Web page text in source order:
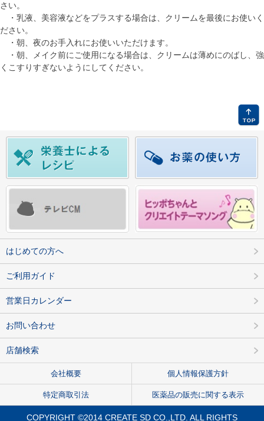
さい。
・乳液、美容液などをプラスする場合は、クリームを最後にお使いく
ださい。
・朝、夜のお手入れにお使いいただけます。
・朝、メイク前にご使用になる場合は、クリームは薄めにのばし、強
くこすりすぎないようにしてください。
はじめての方へ
ご利用ガイド
営業日カレンダー
お問い合わせ
店舗検索
会社概要 個人情報保護方針
特定商取引法 医薬品の販売に関する表示
COPYRIGHT ©2014 CREATE SD CO.,LTD. ALL RIGHTS